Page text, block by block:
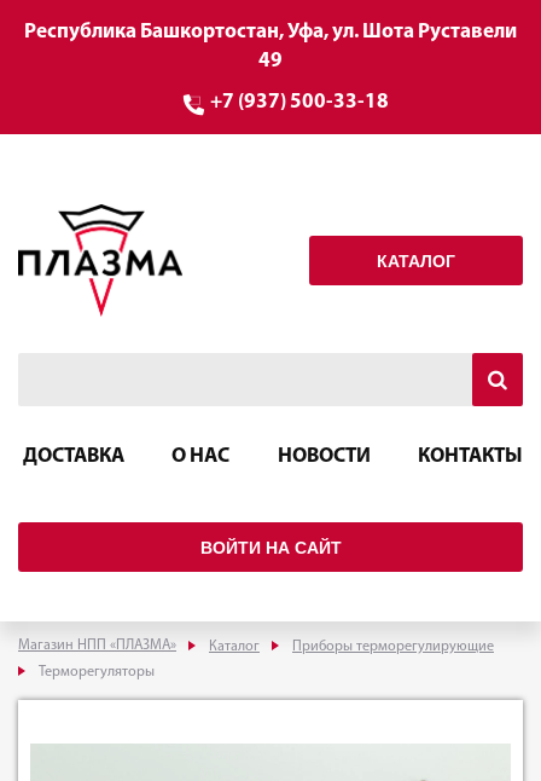
Республика Башкортостан, Уфа, ул. Шота Руставели
49
+7 (937) 500-33-18
КАТАЛОГ
ДОСТАВКА О НАС НОВОСТИ КОНТАКТЫ
ВОЙТИ НА САЙТ
Магазин НПП «ПЛАЗМА» Каталог
Приборы терморегулирующие
Терморегуляторы